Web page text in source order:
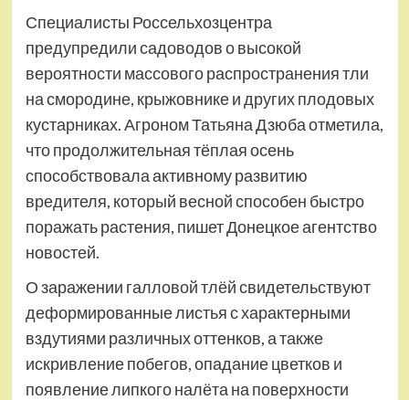
Специалисты Россельхозцентра
предупредили садоводов о высокой
вероятности массового распространения тли
на смородине, крыжовнике и других плодовых
кустарниках. Агроном Татьяна Дзюба отметила,
что продолжительная тёплая осень
способствовала активному развитию
вредителя, который весной способен быстро
поражать растения, пишет Донецкое агентство
новостей.
О заражении галловой тлёй свидетельствуют
деформированные листья с характерными
вздутиями различных оттенков, а также
искривление побегов, опадание цветков и
появление липкого налёта на поверхности